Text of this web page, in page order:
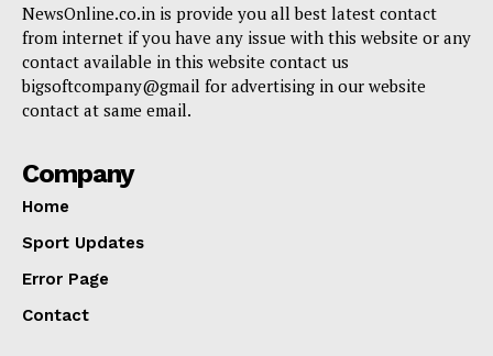
NewsOnline.co.in is provide you all best latest contact
from internet if you have any issue with this website or any
contact available in this website contact us
bigsoftcompany@gmail for advertising in our website
contact at same email.
Company
Home
Sport Updates
Error Page
Contact